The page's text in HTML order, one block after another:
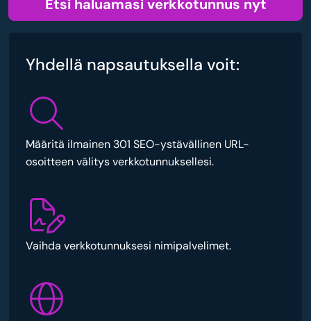
Etsi haluamasi verkkotunnus nyt
Yhdellä napsautuksella voit:
Määritä ilmainen 301 SEO-ystävällinen URL-
osoitteen välitys verkkotunnuksellesi.
Vaihda verkkotunnuksesi nimipalvelimet.